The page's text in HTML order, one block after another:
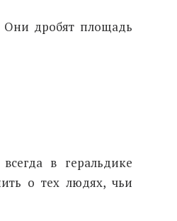
Они дробят площадь
в геральдике
о тех людях, чьи